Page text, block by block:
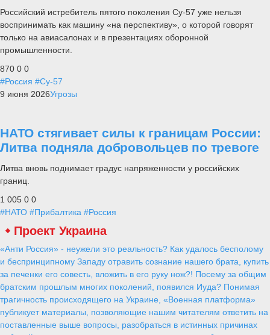
Российский истребитель пятого поколения Су-57 уже нельзя
воспринимать как машину «на перспективу», о которой говорят
только на авиасалонах и в презентациях оборонной
промышленности.
870 0 0
#Россия #Су-57
9 июня 2026Угрозы
НАТО стягивает силы к границам России:
Литва подняла добровольцев по тревоге
Литва вновь поднимает градус напряженности у российских
границ.
1 005 0 0
#НАТО #Прибалтика #Россия
Проект Украина
«Анти Россия» - неужели это реальность? Как удалось бесполому
и беспринципному Западу отравить сознание нашего брата, купить
за печенки его совесть, вложить в его руку нож?! Посему за общим
братским прошлым многих поколений, появился Иуда? Понимая
трагичность происходящего на Украине, «Военная платформа»
публикует материалы, позволяющие нашим читателям ответить на
поставленные выше вопросы, разобраться в истинных причинах